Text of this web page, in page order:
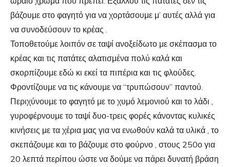
βάζουμε στο φαγητό για να χορτάσουμε μ’ αυτές αλλά για
να συνοδεύσουν το κρέας .
Τοποθετούμε λοιπόν σε ταψί ανοξείδωτο με σκέπασμα το
κρέας και τις πατάτες αλατισμένα πολύ καλά και
σκορπίζουμε εδώ κι εκεί τα πιπέρια και τις φλούδες.
Φροντίζουμε να τις κάνουμε να “τρυπώσουν” παντού.
Περιχύνουμε το φαγητό με το χυμό λεμονιού και το λάδι ,
γυροφέρνουμε το ταψί δυο-τρεις φορές κάνοντας κυλικές
κινήσεις με τα χέρια μας για να ενωθούν καλά τα υλικά , το
σκεπάζουμε και το βάζουμε στο φούρνο , στους 250ο για
20 λεπτά περίπου ώστε να δούμε να πάρει δυνατή βράση